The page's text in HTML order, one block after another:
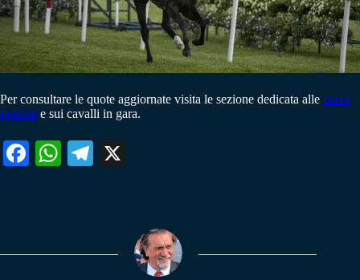
Per consultare le quote aggiornate visita le sezione dedicata alle corse
ippiche e sui cavalli in gara.
Fa W
pp
Te
m